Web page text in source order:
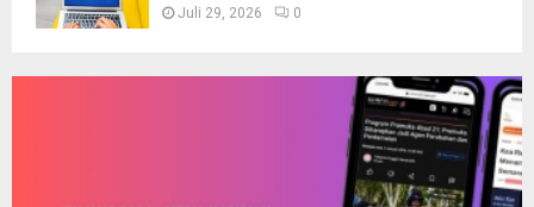
Juli 29, 2026 0